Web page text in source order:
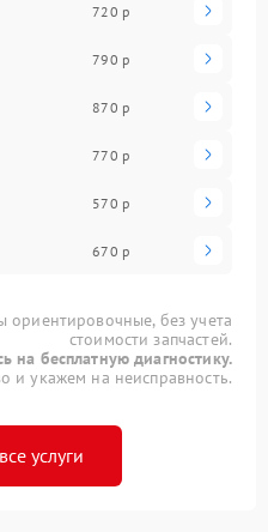
720 р
790 р
870 р
770 р
570 р
670 р
ориентировочные, без учета
стоимости запчастей.
на бесплатную диагностику.
и укажем на неисправность.
услуги